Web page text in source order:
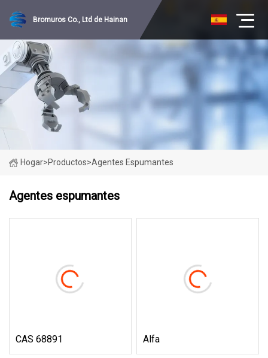
Bromuros Co., Ltd de Hainan
Hogar>Productos>Agentes Espumantes
Agentes espumantes
CAS 68891 Alfa